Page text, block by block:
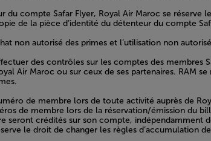
du compte Safar Flyer, Royal Air Maroc se
de la pièce d’identité du détenteur du compte
non autorisé des primes et l’utilisation non
des contrôles sur les comptes des
Air Maroc ou sur ceux de ses partenaires.
de membre lors de toute activité auprès de
de membre lors de la réservation/émission du
seront crédités sur son compte, indépendamment
le droit de changer les règles d’accumulation